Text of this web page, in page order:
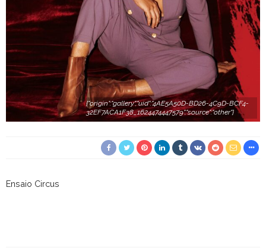
{"origin":"gallery","uid":"4AE5A50D-BD26-4C9D-BCF4-
32EF7ACA1F38_1624474447579","source":"other"}
Ensaio Circus